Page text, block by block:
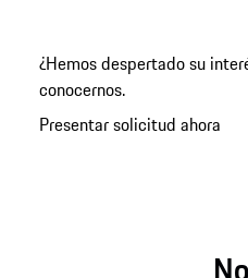
¿Hemos despertado su
conocernos.
Presentar solicitud ahora